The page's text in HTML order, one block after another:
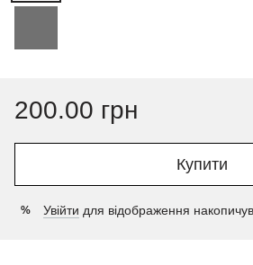
200.00 грн
Купити
% Увійти для відображення